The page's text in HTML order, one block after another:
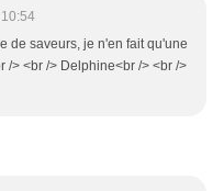
de saveurs, je n'en fait qu'une
/> <br /> Delphine<br /> <br />